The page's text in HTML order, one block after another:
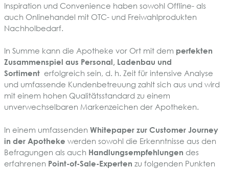
Inspiration und Convenience haben sowohl Offline- als
auch Onlinehandel mit OTC- und Freiwahlprodukten
Nachholbedarf.
In Summe kann die Apotheke vor Ort mit dem perfekten
Zusammenspiel aus Personal, Ladenbau und
Sortiment erfolgreich sein, d. h. Zeit für intensive Analyse
und umfassende Kundenbetreuung zahlt sich aus und wird
mit einem hohen Qualitätsstandard zu einem
unverwechselbaren Markenzeichen der Apotheken.
In einem umfassenden Whitepaper zur Customer Journey
in der Apotheke werden sowohl die Erkenntnisse aus den
Befragungen als auch Handlungsempfehlungen des
erfahrenen Point-of-Sale-Experten zu folgenden Punkten